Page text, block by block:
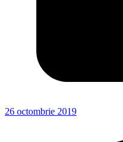
26 octombrie 2019